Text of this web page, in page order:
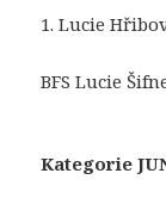
1. Lucie
BFS Lucie
Kategorie